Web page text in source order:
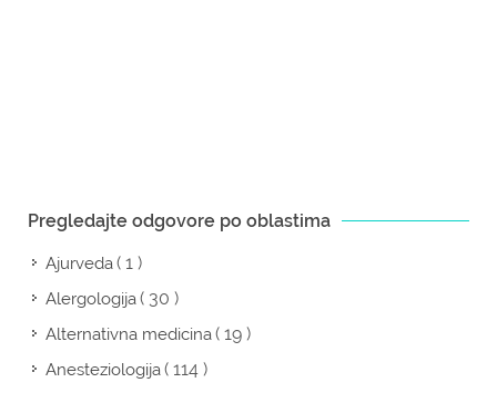
Pregledajte odgovore po oblastima
Ajurveda( 1 )
Alergologija( 30 )
Alternativna medicina( 19 )
Anesteziologija( 114 )